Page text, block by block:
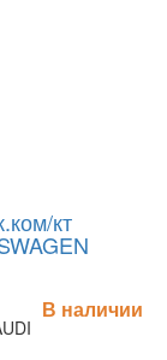
кт
В наличии